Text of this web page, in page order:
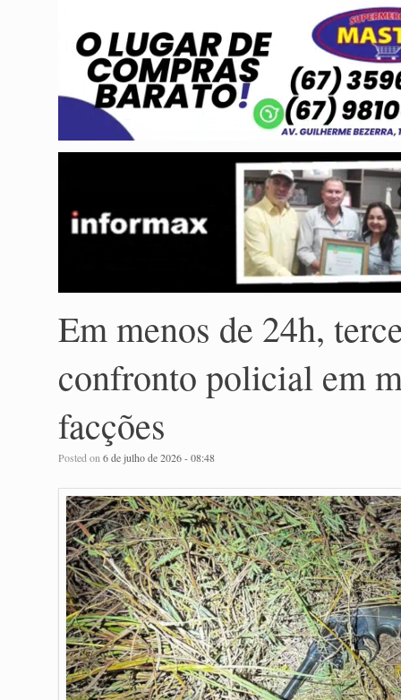
Em menos de 24h,
confronto policial em
facções
Posted on6 de julho de 2026 - 08:48